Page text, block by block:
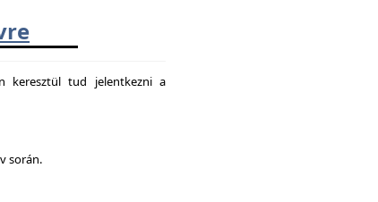
keresztül tud jelentkezni a
során.